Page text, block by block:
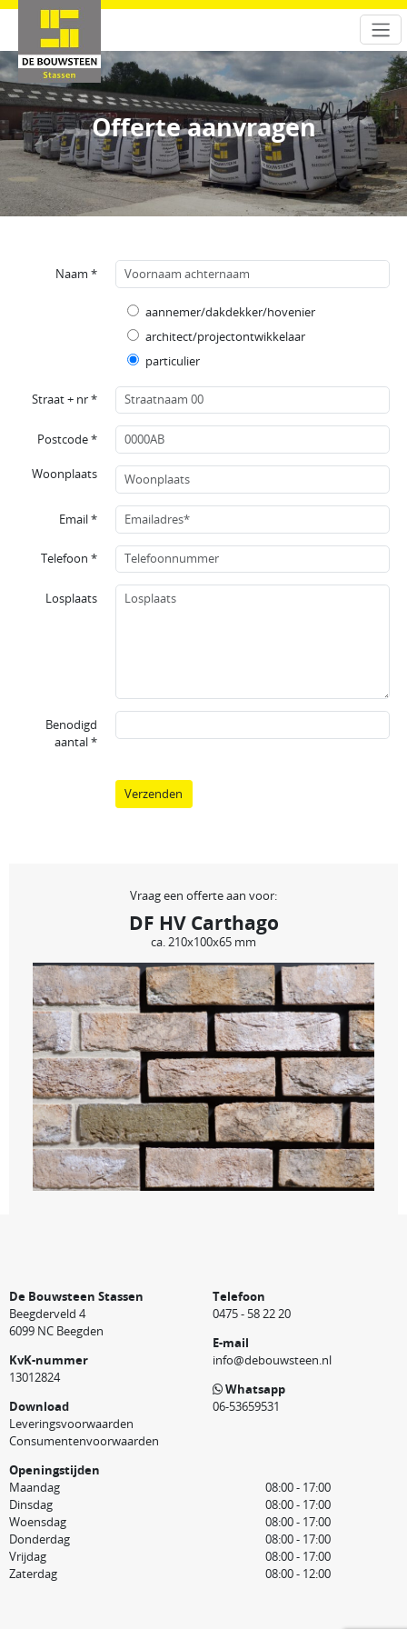
Offerte aanvragen
Naam *
aannemer/dakdekker/hovenier
architect/projectontwikkelaar
particulier
Straat + nr *
Postcode *
Woonplaats
Email *
Telefoon *
Losplaats
Benodigd
aantal *
Verzenden
Vraag een offerte aan voor:
DF HV Carthago
ca. 210x100x65 mm
De Bouwsteen Stassen
Beegderveld 4
6099 NC Beegden
KvK-nummer
13012824
Download
Leveringsvoorwaarden
Consumentenvoorwaarden
Telefoon
0475 - 58 22 20
E-mail
info@debouwsteen.nl
Whatsapp
06-53659531
Openingstijden
Maandag
08:00 - 17:00
Dinsdag
08:00 - 17:00
Woensdag
08:00 - 17:00
Donderdag
08:00 - 17:00
Vrijdag
08:00 - 17:00
Zaterdag
08:00 - 12:00